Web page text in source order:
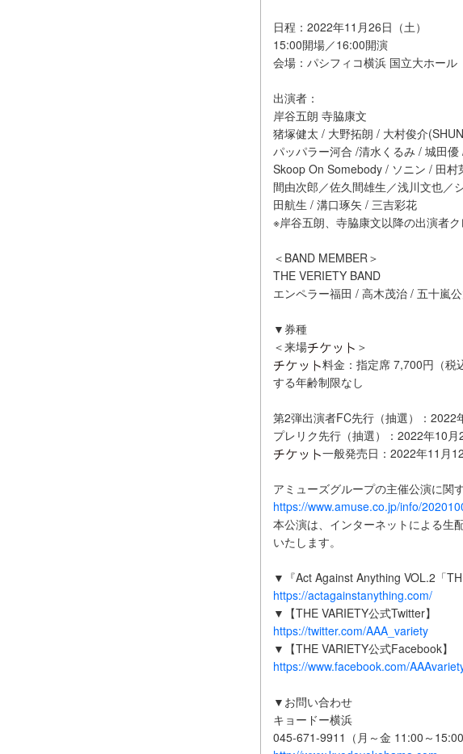
日程：2022年11月26日（土）
15:00開場／16:00開演
会場：パシフィコ横浜 国立大ホール
出演者：
岸谷五朗 寺脇康文
猪塚健太 / 大野拓朗 / 大村俊介
パッパラー河合 /清水くるみ / 城田優
Skoop On Somebody / ソニン / 田
間由次郎／佐久間雄生／浅川文也／
田航生 / 溝口琢矢 / 三吉彩花
※岸谷五朗、寺脇康文以降の出演者
＜BAND MEMBER＞
THE VERIETY BAND
エンペラー福田 / 高木茂治 / 五十嵐
▼券種
＜来場
＞
料金：指定席 7,700円（税
する年齢制限なし
第2弾出演者FC先行（抽選）：
プレリク先行（抽選）：2022年10
一般発売日：2022年11月
アミューズグループの主催公演に関
https://www.amuse.co.jp/info/
本公演は、インターネットによる生
いたします。
▼『Act Against Anything VOL.2「
https://actagainstanything.com/
▼【THE VARIETY公式Twitter】
https://twitter.com/AAA_variety
▼【THE VARIETY公式Facebook】
https://www.facebook.com/
▼お問い合わせ
キョードー横浜
045-671-9911（月～金 11:00～15:00